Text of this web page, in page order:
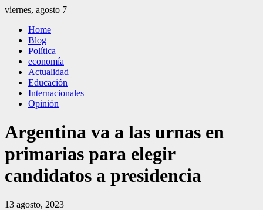
Saltar
contenido
viernes, agosto 7
El Independiente
El independiente Libre y Transparente
Home
Blog
Política
economía
Actualidad
Educación
Internacionales
Opinión
Argentina va a las urnas en
primarias para elegir
candidatos a presidencia
13 agosto, 2023